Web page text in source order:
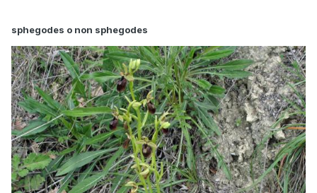
sphegodes o non sphegodes